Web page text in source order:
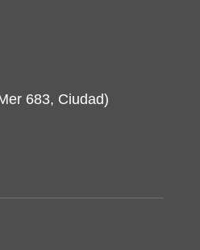
683, Ciudad)